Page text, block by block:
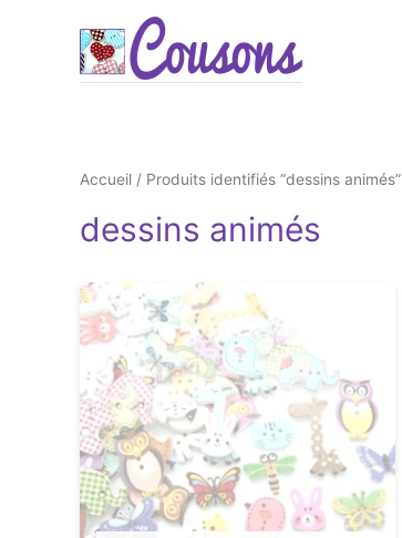
Accueil / Produits identifiés “dessins animés”
dessins animés